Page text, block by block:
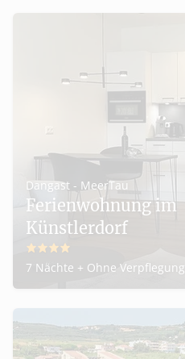
Dangast - MeerTau
Ferienwohnung im
Künstlerdorf
4
7 Nächte + Ohne Verpflegung